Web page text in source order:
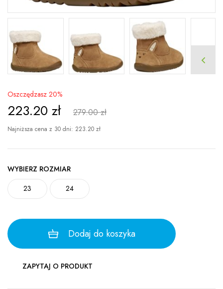
Oszczędzasz 20%
223.20 zł 279.00 zł
Najniższa cena z 30 dni: 223.20 zł
WYBIERZ ROZMIAR
23
24
Dodaj do koszyka
ZAPYTAJ O PRODUKT